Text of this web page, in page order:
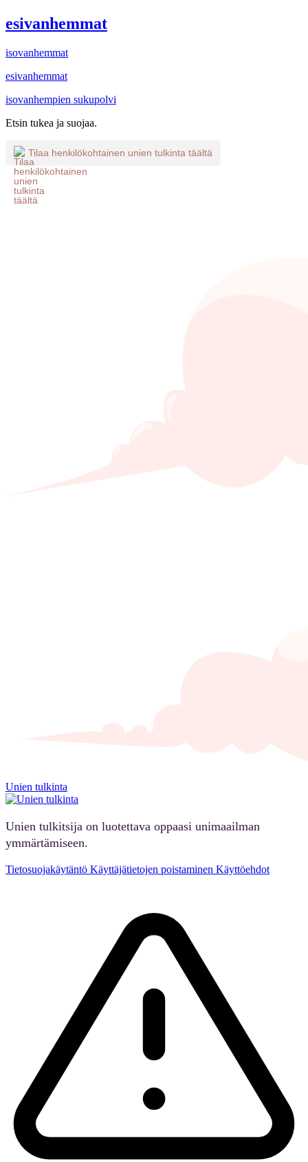
esivanhemmat
isovanhemmat
esivanhemmat
isovanhempien sukupolvi
Etsin tukea ja suojaa.
Tilaa henkilökohtainen unien tulkinta täältä
Unien tulkinta
Unien tulkitsija on luotettava oppaasi unimaailman
ymmärtämiseen.
Tietosuojakäytäntö Käyttäjätietojen poistaminen Käyttöehdot